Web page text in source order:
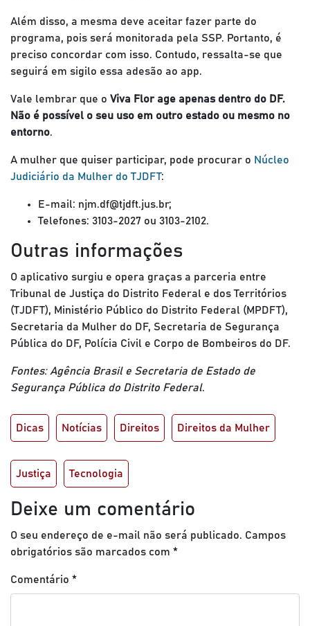
Além disso, a mesma deve aceitar fazer parte do
programa, pois será monitorada pela SSP. Portanto, é
preciso concordar com isso. Contudo, ressalta-se que
seguirá em sigilo essa adesão ao app.
Vale lembrar que o Viva Flor age apenas dentro do DF.
Não é possível o seu uso em outro estado ou mesmo no
entorno.
A mulher que quiser participar, pode procurar o Núcleo
Judiciário da Mulher do TJDFT:
E-mail: njm.df@tjdft.jus.br;
Telefones: 3103-2027 ou 3103-2102.
Outras informações
O aplicativo surgiu e opera graças a parceria entre
Tribunal de Justiça do Distrito Federal e dos Territórios
(TJDFT), Ministério Público do Distrito Federal (MPDFT),
Secretaria da Mulher do DF, Secretaria de Segurança
Pública do DF, Polícia Civil e Corpo de Bombeiros do DF.
Fontes: Agência Brasil e Secretaria de Estado de
Segurança Pública do Distrito Federal.
Dicas Notícias Direitos Direitos da Mulher
Justiça Tecnologia
Deixe um comentário
O seu endereço de e-mail não será publicado. Campos
obrigatórios são marcados com *
Comentário *